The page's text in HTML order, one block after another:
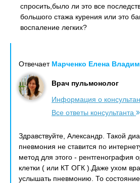
спросить,было ли это все
большого стажа курения или это
воспаление легких?
Отвечает Марченко Елена
Врач пульмонолог
Информация о
Все ответы консультанта
Здравствуйте, Александр. Такой
пневмония не ставится по
метод для этого - рентгенография
клетки ( или КТ ОГК ).Даже ухом
услышать пневмонию. То